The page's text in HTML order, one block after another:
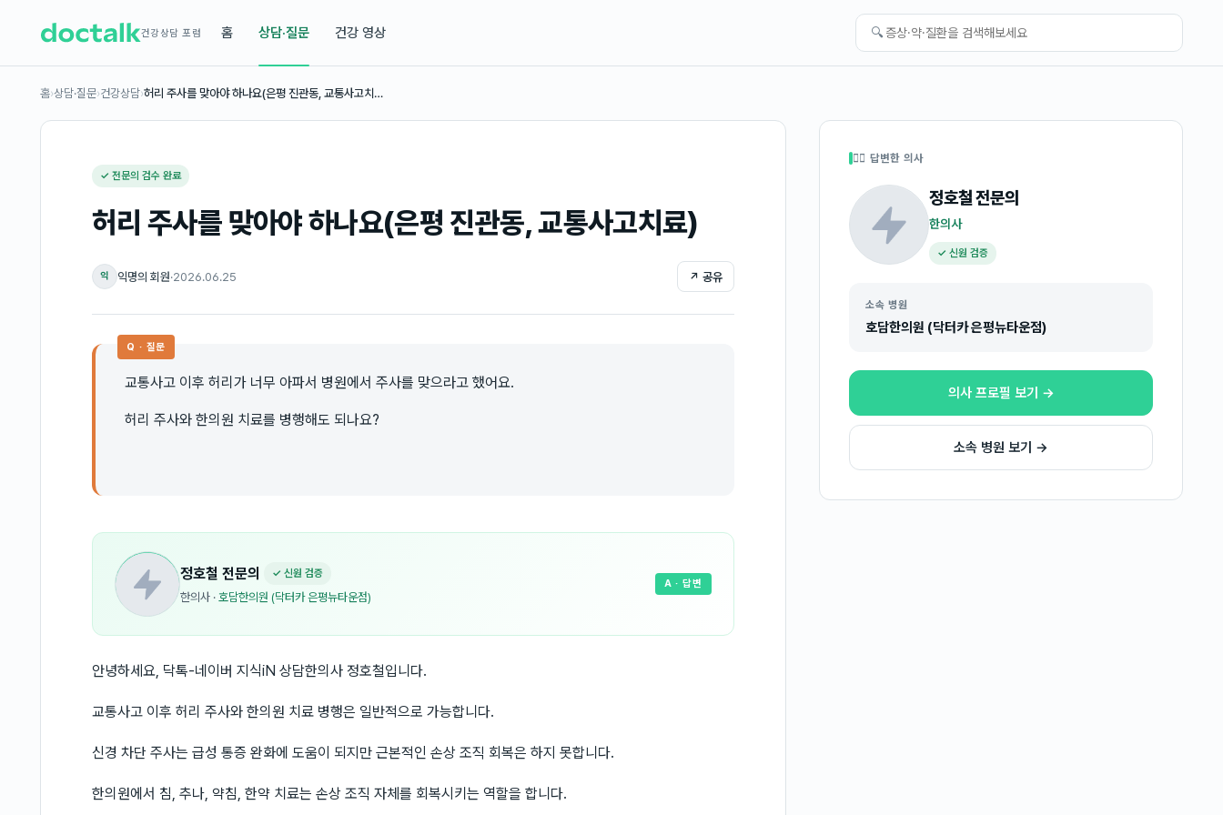
건강상담 포럼 홈 상담·질문 건강 영상 🔍
홈›상담·질문›건강상담›허리 주사를 맞아야 하나요(은평 진관동, 교통사고치…
✓ 전문의 검수 완료
허리 주사를 맞아야 하나요(은평 진관동, 교통사고치료)
익 익명의 회원·2026.06.25 ↗ 공유
Q · 질문
교통사고 이후 허리가 너무 아파서 병원에서 주사를 맞으라고 했어요.
허리 주사와 한의원 치료를 병행해도 되나요?
정호철 전문의 ✓ 신원 검증
한의사 · 호담한의원 (닥터카 은평뉴타운점)
A · 답변
안녕하세요, 닥톡-네이버 지식iN 상담한의사 정호철입니다.
교통사고 이후 허리 주사와 한의원 치료 병행은 일반적으로 가능합니다.
신경 차단 주사는 급성 통증 완화에 도움이 되지만 근본적인 손상 조직 회복은 하지 못합니다.
한의원에서 침, 추나, 약침, 한약 치료는 손상 조직 자체를 회복시키는 역할을 합니다.
👩‍⚕️ 답변한 의사
정호철전문의
한의사
✓ 신원 검증
소속 병원
호담한의원 (닥터카 은평뉴타운점)
의사 프로필 보기 →
소속 병원 보기 →